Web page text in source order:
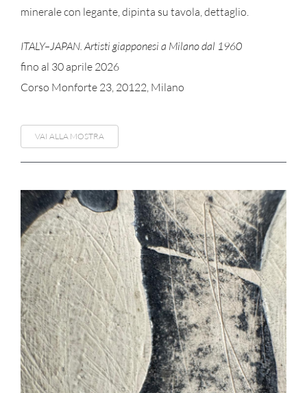
minerale con legante, dipinta su tavola, dettaglio.
ITALY–JAPAN. Artisti giapponesi a Milano dal 1960
fino al 30 aprile 2026
Corso Monforte 23, 20122, Milano
VAI ALLA MOSTRA